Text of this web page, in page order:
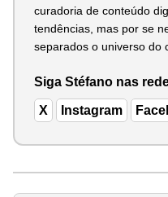
curadoria de conteúdo
tendências, mas por se
separados o universo do
Siga Stéfano nas
X Instagram